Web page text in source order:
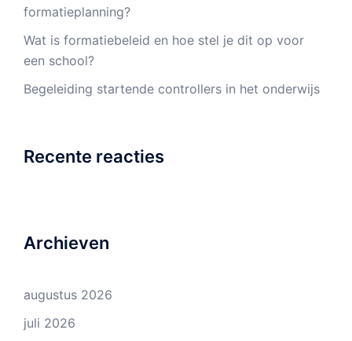
formatieplanning?
Wat is formatiebeleid en hoe stel je dit op voor
een school?
Begeleiding startende controllers in het onderwijs
Recente reacties
Archieven
augustus 2026
juli 2026